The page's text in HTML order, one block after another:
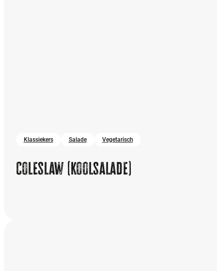
Klassiekers Salade Vegetarisch
Coleslaw (koolsalade)